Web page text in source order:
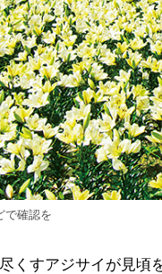
で確認を
くすアジサイが見頃